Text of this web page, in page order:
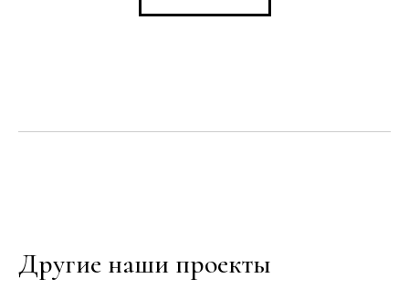
Другие наши проекты